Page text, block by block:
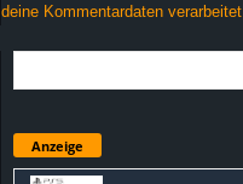
deine Kommentardaten verarbeitet
Anzeige